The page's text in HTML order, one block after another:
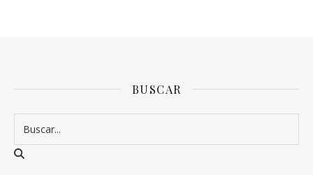
BUSCAR